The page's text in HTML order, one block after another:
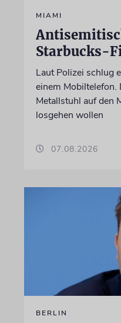
MIAMI
Starbucks-
Laut Polizei schlug
einem Mobiltelefon.
Metallstuhl auf den
losgehen wollen
07.08.2026
BERLIN